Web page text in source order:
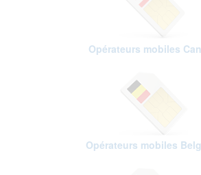
Opérateurs mobiles
Opérateurs mobiles